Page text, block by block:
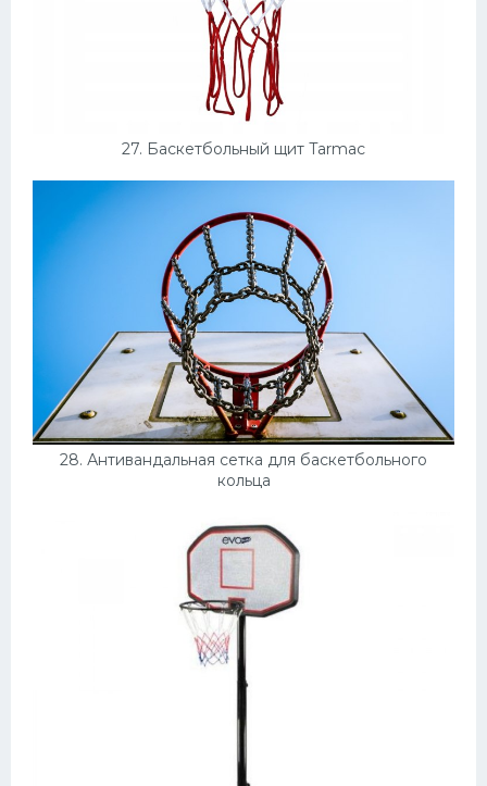
27. Баскетбольный щит Tarmac
28. Антивандальная сетка для баскетбольного
кольца